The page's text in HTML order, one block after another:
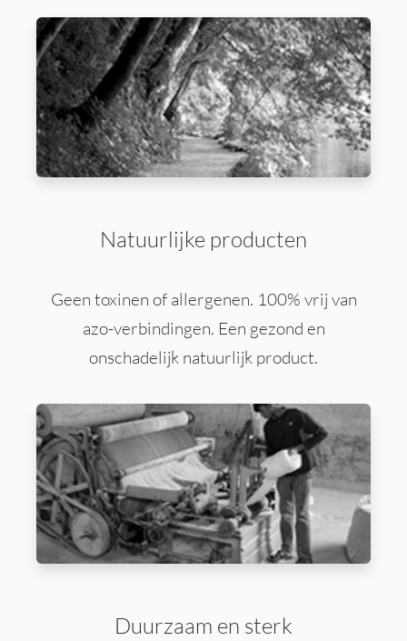
Natuurlijke producten
Geen toxinen of allergenen. 100% vrij van
azo-verbindingen. Een gezond en
onschadelijk natuurlijk product.
Duurzaam en sterk